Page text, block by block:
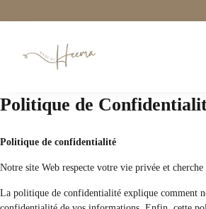
Politique de
Politique de confidentialité
Notre site Web respecte votre vie privée et
La politique de confidentialité explique comment